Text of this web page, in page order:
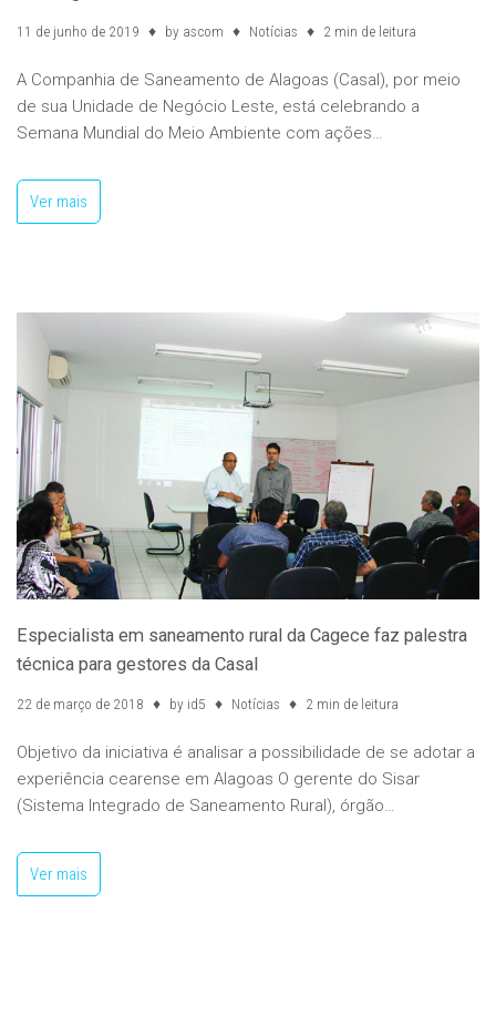
11 de junho de 2019 by ascom Notícias 2 min de leitura
A Companhia de Saneamento de Alagoas (Casal), por meio
de sua Unidade de Negócio Leste, está celebrando a
Semana Mundial do Meio Ambiente com ações…
Ver mais
Especialista em saneamento rural da Cagece faz palestra
técnica para gestores da Casal
22 de março de 2018 by id5 Notícias 2 min de leitura
Objetivo da iniciativa é analisar a possibilidade de se adotar a
experiência cearense em Alagoas O gerente do Sisar
(Sistema Integrado de Saneamento Rural), órgão…
Ver mais